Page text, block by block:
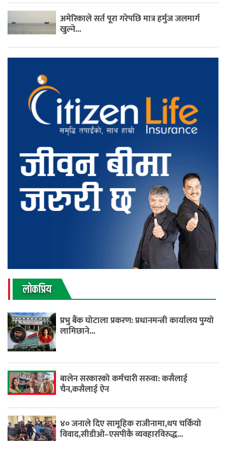
अमेरिकाले सर्त पूरा गरेपछि मात्र हर्मुज जलमार्ग
खुल्ने...
लाेकप्रिय
प्रभु बैंक घोटाला प्रकरण: प्रधानमन्त्री कार्यालय पुग्यो
लामिछाने...
बालेन सरकारको कर्मचारी सरुवा: कसैलाई
चैन,कसैलाई ऐन
४० जनाले दिए सामूहिक राजीनामा,थप चर्कियो
विवाद,सीडीओ–एसपीकै व्यवहारविरुद्ध...